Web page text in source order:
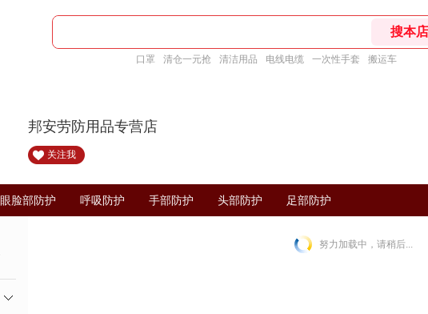
口罩 清仓一元抢 清洁用品 电线电缆 一次性手套 搬运车
邦安劳防用品专营店
关注我
眼脸部防护 呼吸防护 手部防护 头部防护 足部防护
努力加载中，请稍后...